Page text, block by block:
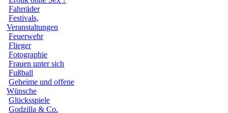
Fahrräder
Festivals,
Veranstaltungen
Feuerwehr
Flieger
Fotographie
Frauen unter sich
Fußball
Geheime und offene
Wünsche
Glücksspiele
Godzilla & Co.